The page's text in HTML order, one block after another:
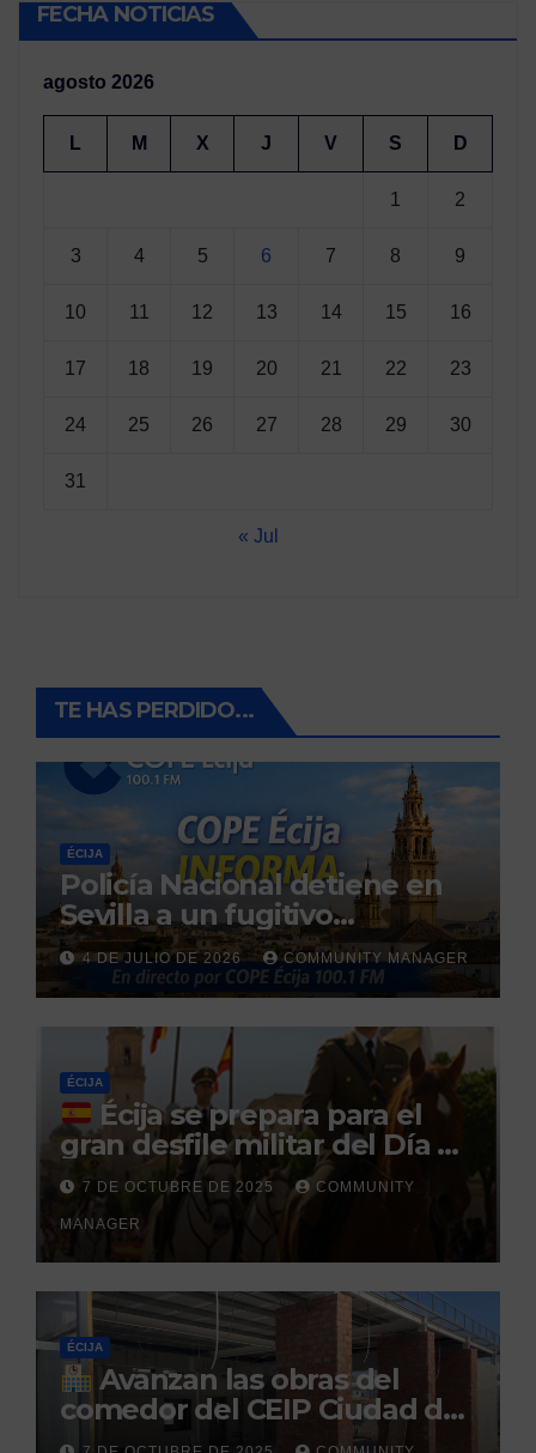
FECHA NOTICIAS
agosto 2026
L M X J V S D
1 2
3 4 5 6 7 8 9
10 11 12 13 14 15 16
17 18 19 20 21 22 23
24 25 26 27 28 29 30
31
« Jul
TE HAS PERDIDO...
ÉCIJA
Policía Nacional detiene en
Sevilla a un fugitivo
reclamado por narcotráfico
tras no regresar a prisión
durante un permiso
penitenciario
4 DE JULIO DE 2026 COMMUNITY MANAGER
ÉCIJA
Écija se prepara para el
gran desfile militar del Día de
la Hispanidad organizado por
el Centro Militar de Cría
Caballar
7 DE OCTUBRE DE 2025 COMMUNITY
MANAGER
ÉCIJA
Avanzan las obras del
comedor del CEIP Ciudad del
Sol: su finalización está